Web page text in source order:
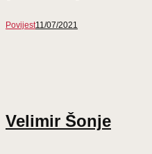
Povijest11/07/2021
Velimir Šonje